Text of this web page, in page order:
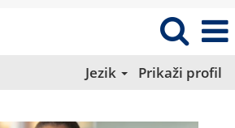
Jezik Prikaži profil